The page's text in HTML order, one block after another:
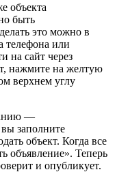
объекта
быть
это можно в
телефона или
на сайт через
нажмите на желтую
верхнем углу
—
заполните
объект. Когда все
объявление». Теперь
и опубликует.